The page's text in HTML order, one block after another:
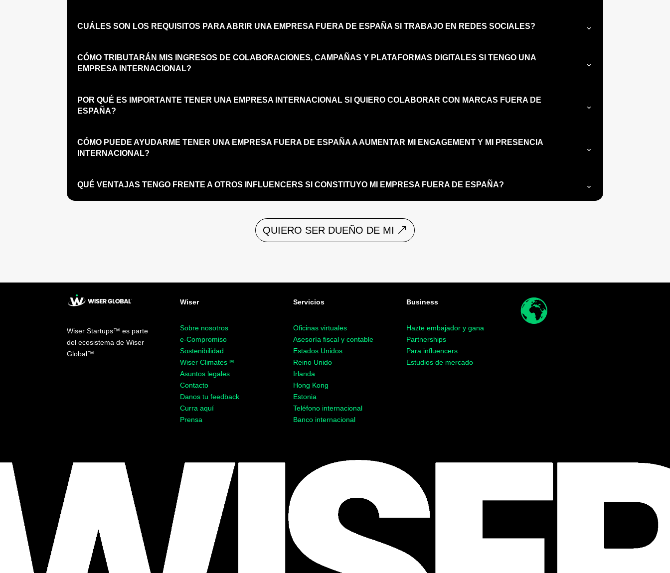
CUÁLES SON LOS REQUISITOS PARA ABRIR UNA EMPRESA FUERA DE ESPAÑA SI TRABAJO EN REDES SOCIALES?
CÓMO TRIBUTARÁN MIS INGRESOS DE COLABORACIONES, CAMPAÑAS Y PLATAFORMAS DIGITALES SI TENGO UNA
EMPRESA INTERNACIONAL?
POR QUÉ ES IMPORTANTE TENER UNA EMPRESA INTERNACIONAL SI QUIERO COLABORAR CON MARCAS FUERA DE
ESPAÑA?
CÓMO PUEDE AYUDARME TENER UNA EMPRESA FUERA DE ESPAÑA A AUMENTAR MI ENGAGEMENT Y MI PRESENCIA
INTERNACIONAL?
QUÉ VENTAJAS TENGO FRENTE A OTROS INFLUENCERS SI CONSTITUYO MI EMPRESA FUERA DE ESPAÑA?
QUIERO SER DUEÑO DE MI
Wiser Startups™ es parte
del ecosistema de Wiser
Global™
Wiser
Sobre nosotros
e-Compromiso
Sostenibilidad
Wiser Climates™
Asuntos legales
Contacto
Danos tu feedback
Curra aquí
Prensa
Servicios
Oficinas virtuales
Asesoría fiscal y contable
Estados Unidos
Reino Unido
Irlanda
Hong Kong
Estonia
Teléfono internacional
Banco internacional
Business
Hazte embajador y gana
Partnerships
Para influencers
Estudios de mercado